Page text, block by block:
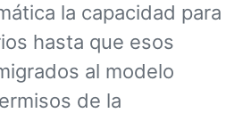
la capacidad para
hasta que esos
al modelo
de la